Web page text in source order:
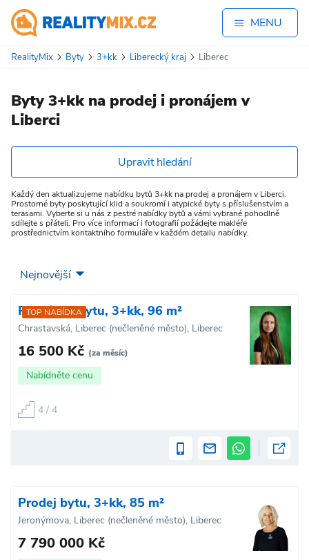
MENU
RealityMix Byty 3+kk Liberecký kraj Liberec
Byty 3+kk na prodej i pronájem v
Liberci
Upravit hledání
Každý den aktualizujeme nabídku bytů 3+kk na prodej a pronájem v Liberci.
Prostorné byty poskytující klid a soukromí i atypické byty s příslušenstvím a
terasami. Vyberte si u nás z pestré nabídky bytů a vámi vybrané pohodlně
sdílejte s přáteli. Pro více informací i fotografií požádejte makléře
prostřednictvím kontaktního formuláře v každém detailu nabídky.
TOP NABÍDKA
Pronájem bytu, 3+kk, 96 m²
Chrastavská, Liberec (nečleněné město), Liberec
16 500 Kč (za měsíc)
Nabídněte cenu
4 / 4
Prodej bytu, 3+kk, 85 m²
Jeronýmova, Liberec (nečleněné město), Liberec
7 790 000 Kč